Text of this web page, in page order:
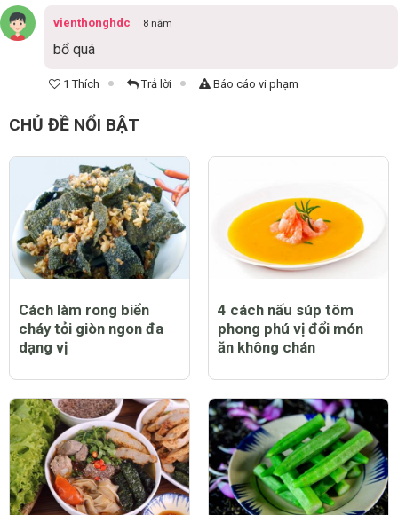
vienthonghdc 8 năm
bổ quá
1 Thích Trả lời Báo cáo vi phạm
CHỦ ĐỀ NỔI BẬT
Cách làm rong biển
cháy tỏi giòn ngon đa
dạng vị
4 cách nấu súp tôm
phong phú vị đổi món
ăn không chán